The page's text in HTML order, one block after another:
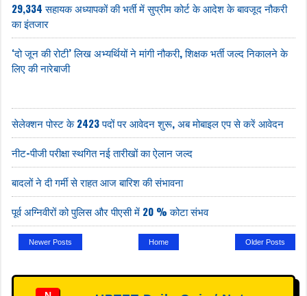
29,334 सहायक अध्यापकों की भर्ती में सुप्रीम कोर्ट के आदेश के बावजूद नौकरी
का इंतजार
‘दो जून की रोटी’ लिख अभ्यर्थियों ने मांगी नौकरी, शिक्षक भर्ती जल्द निकालने के
लिए की नारेबाजी
सेलेक्शन पोस्ट के 2423 पदों पर आवेदन शुरू, अब मोबाइल एप से करें आवेदन
नीट-पीजी परीक्षा स्थगित नई तारीखों का ऐलान जल्द
बादलों ने दी गर्मी से राहत आज बारिश की संभावना
पूर्व अग्निवीरों को पुलिस और पीएसी में 20 % कोटा संभव
Newer Posts Older Posts
Home